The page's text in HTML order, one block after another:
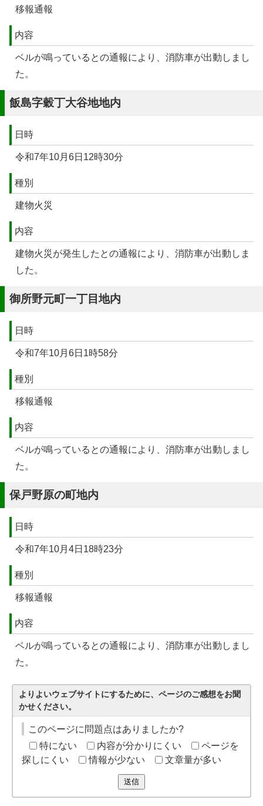
移報通報
内容
ベルが鳴っているとの通報により、消防車が出動しまし
た。
飯島字穀丁大谷地地内
日時
令和7年10月6日12時30分
種別
建物火災
内容
建物火災が発生したとの通報により、消防車が出動しま
した。
御所野元町一丁目地内
日時
令和7年10月6日1時58分
種別
移報通報
内容
ベルが鳴っているとの通報により、消防車が出動しまし
た。
保戸野原の町地内
日時
令和7年10月4日18時23分
種別
移報通報
内容
ベルが鳴っているとの通報により、消防車が出動しまし
た。
よりよいウェブサイトにするために、ページのご感想をお聞
かせください。
このページに問題点はありましたか?
特にない
内容が分かりにくい
ページを
探しにくい
情報が少ない 文章量が多い
送信